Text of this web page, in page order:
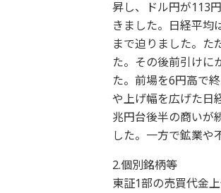
昇し、ドル円が113
きました。日経平均
まで迫りました。た
た。その後前引けに
た。前場を6円高で
や上げ幅を広げた日
兆円台後半の商いが
した。一方で鉱業や
2.個別銘柄等
東証1部の売買代金